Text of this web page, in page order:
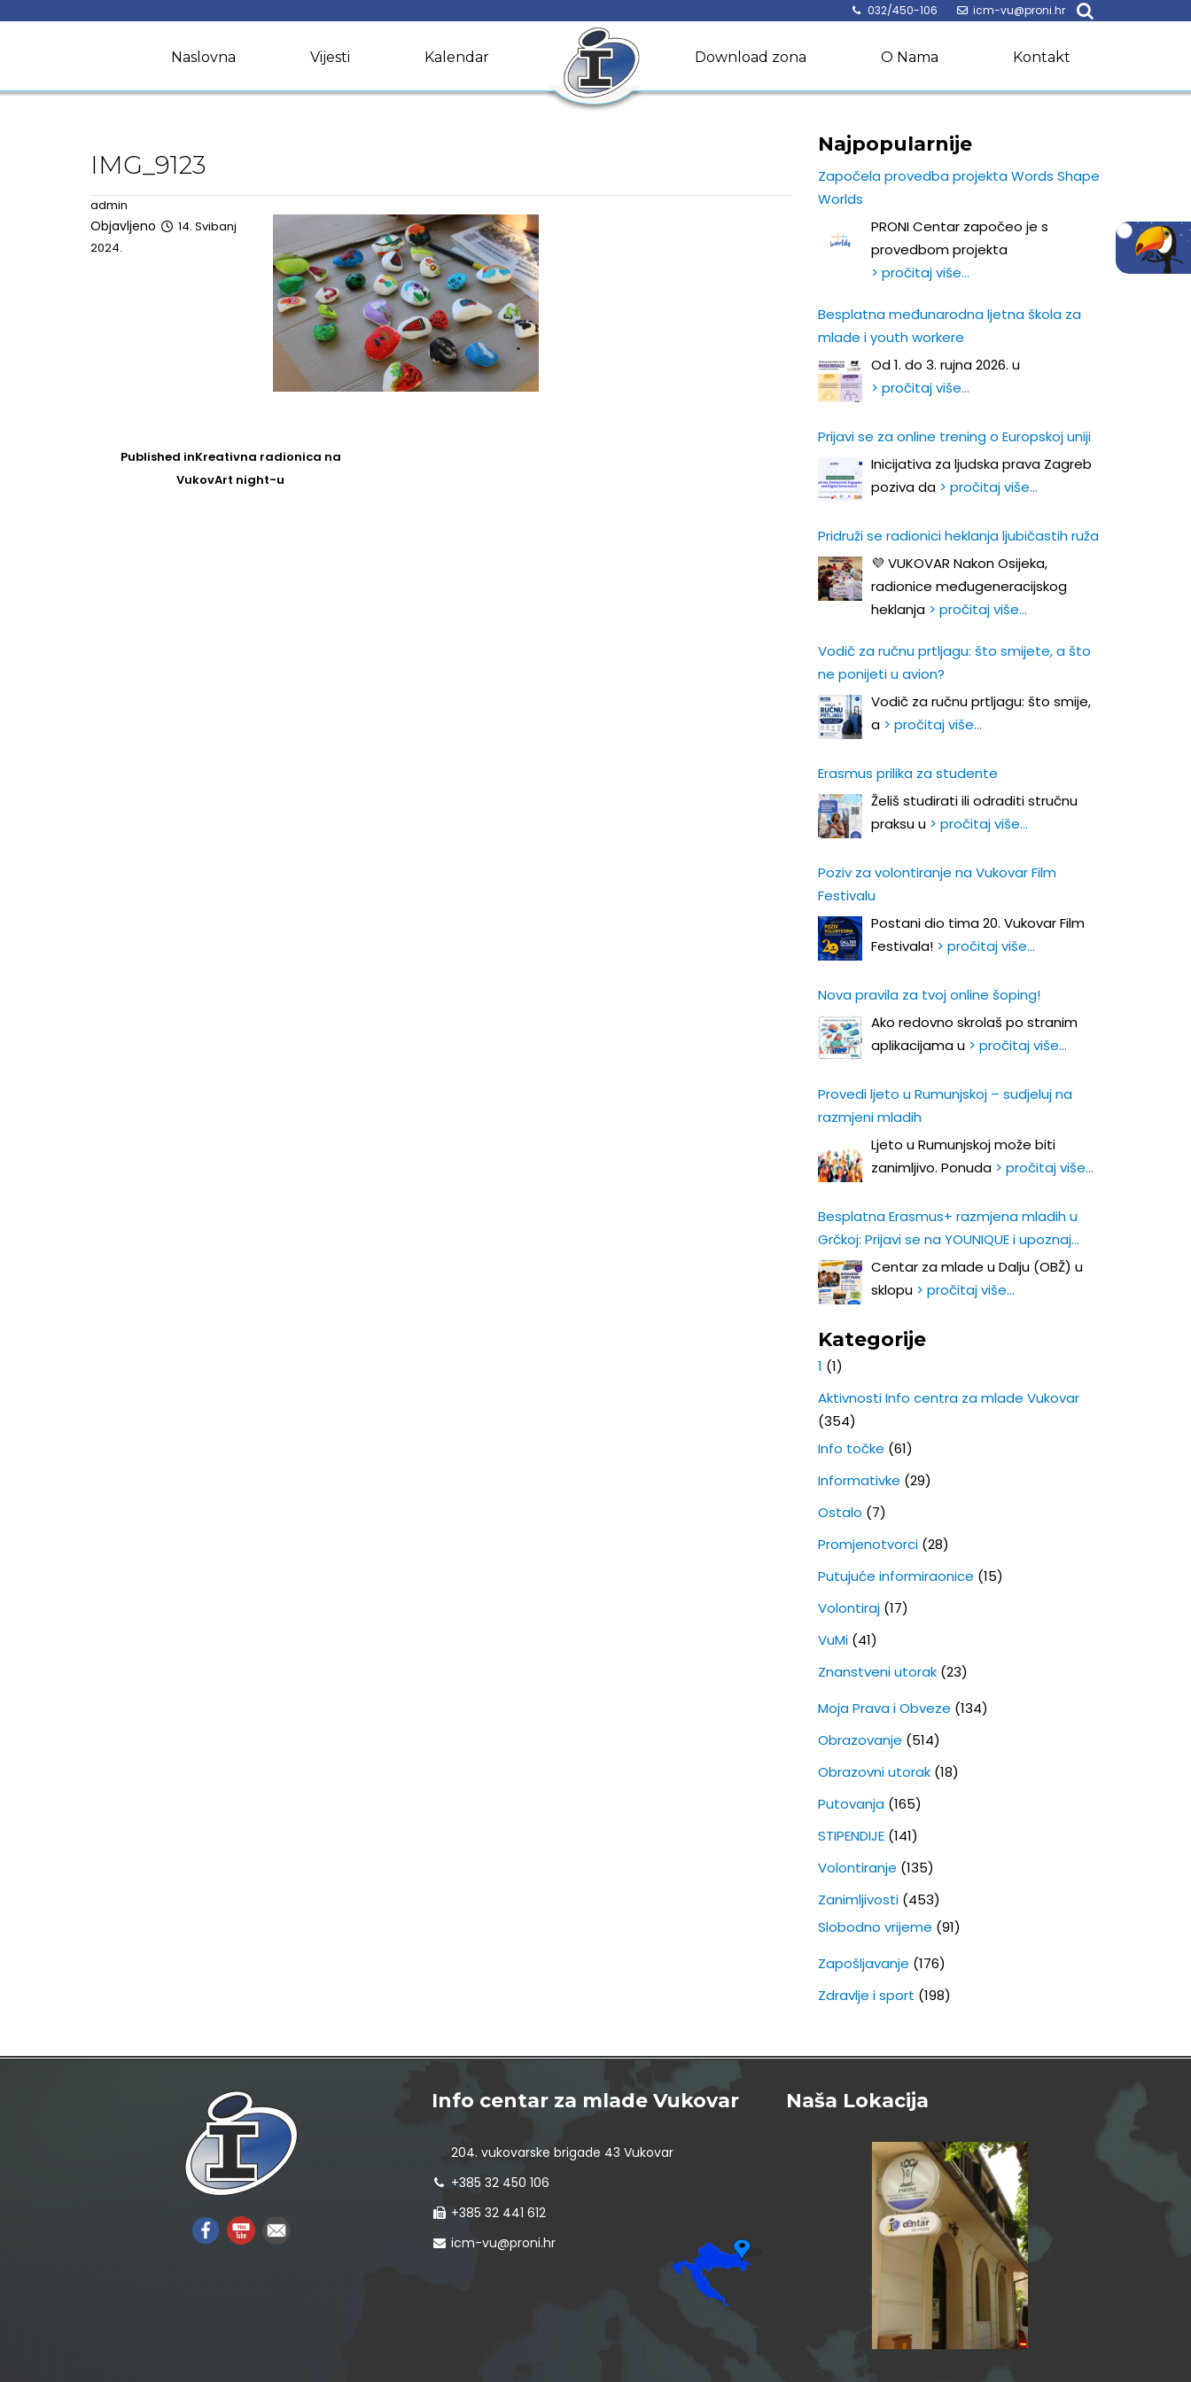
032/450-106 icm-vu@proni.hr
Naslovna Vijesti Kalendar Download zona O Nama Kontakt
IMG_9123
admin
Objavljeno
14. Svibanj
2024.
navigation
Published inKreativna radionica na
VukovArt night-u
Najpopularnije
Započela provedba projekta Words Shape
Worlds
PRONI Centar započeo je s
provedbom projekta
> pročitaj više…
Besplatna međunarodna ljetna škola za
mlade i youth workere
Od 1. do 3. rujna 2026. u
> pročitaj više…
Prijavi se za online trening o Europskoj uniji
Inicijativa za ljudska prava Zagreb
poziva da > pročitaj više…
Pridruži se radionici heklanja ljubičastih ruža
💜 VUKOVAR Nakon Osijeka,
radionice međugeneracijskog
heklanja > pročitaj više…
Vodič za ručnu prtljagu: što smijete, a što
ne ponijeti u avion?
Vodič za ručnu prtljagu: što smije,
a > pročitaj više…
Erasmus prilika za studente
Želiš studirati ili odraditi stručnu
praksu u > pročitaj više…
Poziv za volontiranje na Vukovar Film
Festivalu
Postani dio tima 20. Vukovar Film
Festivala! > pročitaj više…
Nova pravila za tvoj online šoping!
Ako redovno skrolaš po stranim
aplikacijama u > pročitaj više…
Provedi ljeto u Rumunjskoj – sudjeluj na
razmjeni mladih
Ljeto u Rumunjskoj može biti
zanimljivo. Ponuda > pročitaj više…
Besplatna Erasmus+ razmjena mladih u
Grčkoj: Prijavi se na YOUNIQUE i upoznaj
Europu iz prve ruke!
Centar za mlade u Dalju (OBŽ) u
sklopu > pročitaj više…
Kategorije
1 (1)
Aktivnosti Info centra za mlade Vukovar
(354)
Info točke (61)
Informativke (29)
Ostalo (7)
Promjenotvorci(28)
Putujuće informiraonice (15)
Volontiraj(17)
VuMi(41)
Znanstveni utorak(23)
Moja Prava i Obveze (134)
Obrazovanje (514)
Obrazovni utorak(18)
Putovanja(165)
STIPENDIJE(141)
Volontiranje (135)
Zanimljivosti(453)
Slobodno vrijeme (91)
Zapošljavanje (176)
Zdravlje i sport (198)
Info centar za mlade Vukovar
204. vukovarske brigade 43 Vukovar
+385 32 450 106
+385 32 441 612
icm-vu@proni.hr
Naša Lokacija